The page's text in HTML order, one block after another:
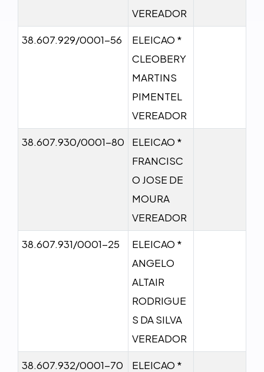
VEREADOR
38.607.929/0001-56
ELEICAO *
CLEOBERY
MARTINS
PIMENTEL
VEREADOR
38.607.930/0001-80
ELEICAO *
FRANCISC
O JOSE DE
MOURA
VEREADOR
38.607.931/0001-25
ELEICAO *
ANGELO
ALTAIR
RODRIGUE
S DA SILVA
VEREADOR
38.607.932/0001-70
ELEICAO *